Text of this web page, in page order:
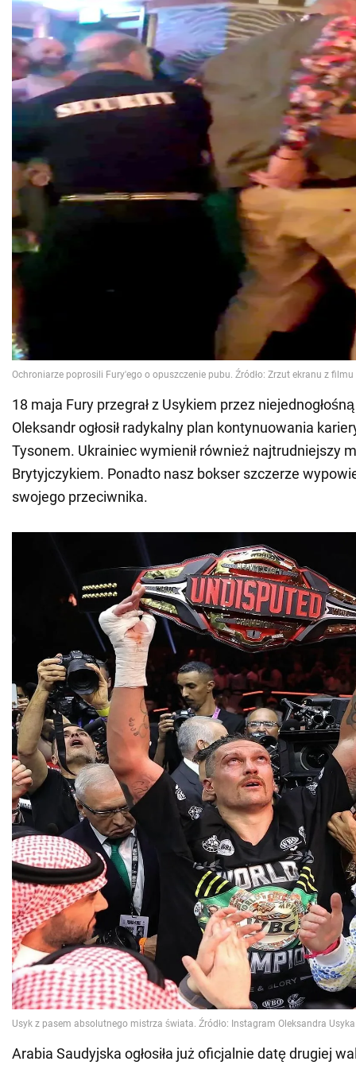
18 maja Fury przegrał z Usykiem przez
Oleksandr ogłosił radykalny plan kontynuowania
Tysonem. Ukrainiec wymienił również najtrudniejszy
Brytyjczykiem. Ponadto nasz bokser szczerze
swojego przeciwnika.
Arabia Saudyjska ogłosiła już oficjalnie datę drugiej